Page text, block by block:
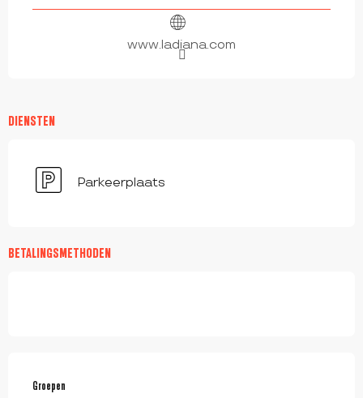
www.ladiana.com
DIENSTEN
Parkeerplaats
BETALINGSMETHODEN
Groepen
Groepen